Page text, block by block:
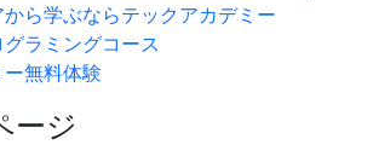
ら学ぶならテックアカデミー
ラミングコース
無料体験
ージ